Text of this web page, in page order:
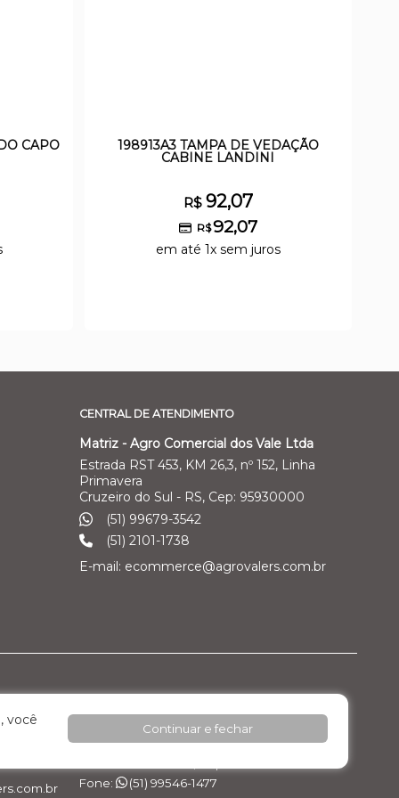
CAPO 198913A3 TAMPA DE VEDAÇÃO
CABINE LANDINI
R$ 92,07
R$92,07
em até 1x sem juros
CENTRAL DE ATENDIMENTO
Matriz - Agro Comercial dos Vale Ltda
Estrada RST 453, KM 26,3, nº 152, Linha
Primavera
Cruzeiro do Sul - RS, Cep: 95930000
(51) 99679-3542
(51) 2101-1738
E-mail: ecommerce@agrovalers.com.br
Ltda
Filial 04 – Pecuária Leiteira - GEA
Rod. RST 453, Km 26,3 nº 152, - Pavilhão 02 -
Fone:
(51) 99546-1477
você
Continuar e fechar